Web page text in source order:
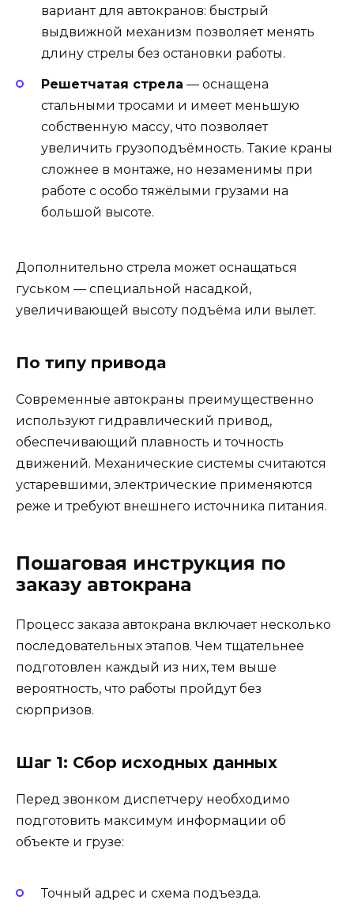
вариант для автокранов: быстрый
выдвижной механизм позволяет менять
длину стрелы без остановки работы.
Решетчатая стрела — оснащена
стальными тросами и имеет меньшую
собственную массу, что позволяет
увеличить грузоподъёмность. Такие краны
сложнее в монтаже, но незаменимы при
работе с особо тяжёлыми грузами на
большой высоте.
Дополнительно стрела может оснащаться
гуськом — специальной насадкой,
увеличивающей высоту подъёма или вылет.
По типу привода
Современные автокраны преимущественно
используют гидравлический привод,
обеспечивающий плавность и точность
движений. Механические системы считаются
устаревшими, электрические применяются
реже и требуют внешнего источника питания.
Пошаговая инструкция по
заказу автокрана
Процесс заказа автокрана включает несколько
последовательных этапов. Чем тщательнее
подготовлен каждый из них, тем выше
вероятность, что работы пройдут без
сюрпризов.
Шаг 1: Сбор исходных данных
Перед звонком диспетчеру необходимо
подготовить максимум информации об
объекте и грузе:
Точный адрес и схема подъезда.